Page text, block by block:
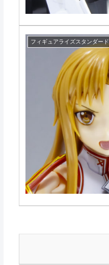
フィギュアライズスタンダード